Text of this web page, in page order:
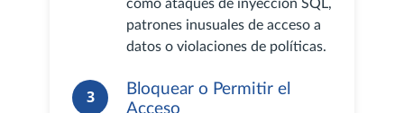
como ataques de inyección SQL,
patrones inusuales de acceso a
datos o violaciones de políticas.
3
Bloquear o Permitir el
Acceso